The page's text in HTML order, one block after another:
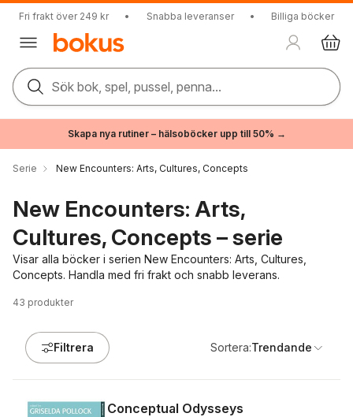
Fri frakt över 249 kr • Snabba leveranser • Billiga böcker
Sök bok, spel, pussel, penna...
Skapa nya rutiner – hälsoböcker upp till 50% →
Serie New Encounters: Arts, Cultures, Concepts
New Encounters: Arts,
Cultures, Concepts – serie
Visar alla böcker i serien New Encounters: Arts, Cultures,
Concepts. Handla med fri frakt och snabb leverans.
43 produkter
Filtrera Sortera:Trendande
Conceptual Odysseys